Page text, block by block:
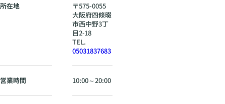
所在地 〒575-0055
大阪府四條畷
市西中野3丁
目2‐18
TEL.
05031837683
営業時間 10:00～20:00